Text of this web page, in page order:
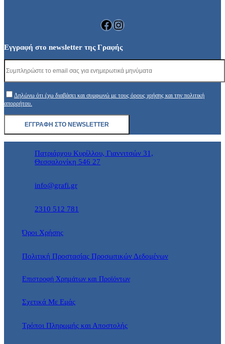
Facebook
Instagram
Εγγραφή στο newsletter της Γραφής
Δηλώνω ότι έχω διαβάσει και συμφωνώ με τους όρους χρήσης και την πολιτική
απορρήτου.
Πατριάρχου Κυρίλλου, Γιαννιτσών 31,
Θεσσαλονίκη 546 27
info@grafi.gr
2310 512 781
Όροι Χρήσης
Πολιτική Προστασίας Προσωπικών Δεδομένων
Επιστροφή Χρημάτων και Προϊόντων
Σχετικά Με Εμάς
Τρόποι Πληρωμής και Αποστολής